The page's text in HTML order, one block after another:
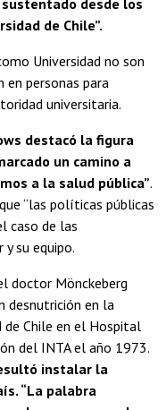
desde los
de Chile”.
Universidad no son
personas para
universitaria.
destacó la figura
un camino a
a la salud pública”.
“las políticas públicas
caso de las
su equipo.
doctor Mönckeberg
desnutrición en la
de Chile en el Hospital
del INTA el año 1973.
instalar la
“La palabra